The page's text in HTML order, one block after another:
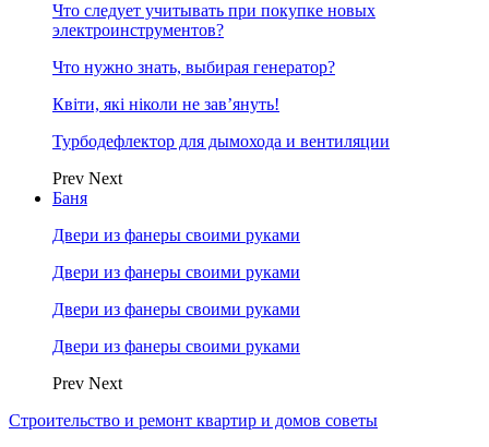
Что следует учитывать при покупке новых
электроинструментов?
Что нужно знать, выбирая генератор?
Квіти, які ніколи не зав’януть!
Турбодефлектор для дымохода и вентиляции
Prev Next
Баня
Двери из фанеры своими руками
Двери из фанеры своими руками
Двери из фанеры своими руками
Двери из фанеры своими руками
Prev Next
Строительство и ремонт квартир и домов советы